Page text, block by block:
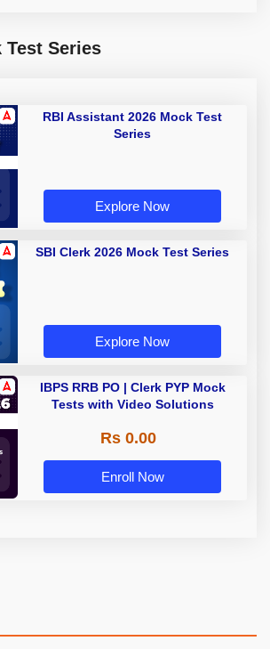
Test Series
RBI Assistant 2026 Mock Test
Series
Explore Now
SBI Clerk 2026 Mock Test Series
Explore Now
IBPS RRB PO | Clerk PYP Mock
Tests with Video Solutions
Rs 0.00
Enroll Now